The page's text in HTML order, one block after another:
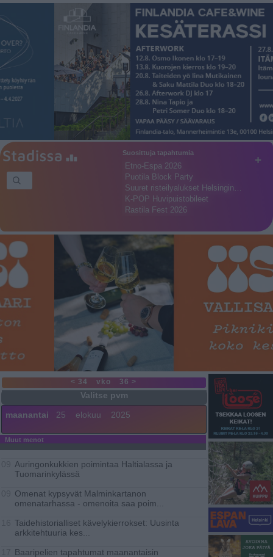
+
Suosittuja tapahtumia
Etno-Espa 2026
Puotila Block Party
Suuret risteilyalukset Helsingin…
K-POP Huvipuistobileet
Rastila Fest 2026
< 34 vko 36 >
maanantai 25 elokuu 2025
Muut menot
Auringonkukkien poimintaa Haltialassa ja
Tuomarinkylässä
Omenat kypsyvät Malminkartanon
omenatarhassa - omenoita saa poim...
Taidehistorialliset kävelykierrokset: Uusinta
arkkitehtuuria kes...
Baaripelien tapahtumat maanantaisin